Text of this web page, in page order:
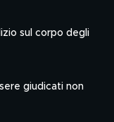
sul corpo degli
giudicati non